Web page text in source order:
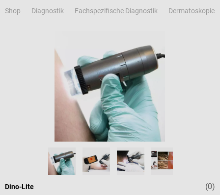
Shop Diagnostik Fachspezifische Diagnostik Dermatoskopie
(0)
Dino-Lite